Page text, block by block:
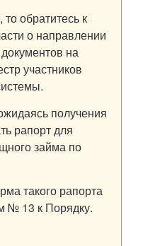
обратитесь к
о направлении
на
участников
получения
рапорт для
займа по
такого рапорта
№ 13 к Порядку.